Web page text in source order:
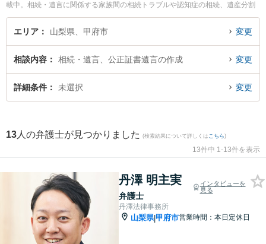
載中。相続・遺言に関係する家族間の相続トラブルや認知症の相続、遺産分割
等の細かな分野での絞り込み検索もでき便利です。特に丹澤法律事務所の丹澤
明主実弁護士や小野法律事務所の馬場 健治弁護士、弁護士法人ATB 山梨事務所
に弁護士に相談したい』『公正証書遺言の作成のトラブル解決の実績豊富な近
くの弁護士を検索したい』『初回相談無料で公正証書遺言の作成を法律相談で
きる甲府市内の弁護士に相談予約したい』などでお困りの相談者さんにおすす
エリア 山梨県、甲府市 変更
相談内容 相続・遺言、公正証書遺言の作成 変更
詳細条件 未選択 変更
13 人の弁護士が見つかりました (検索結果について詳しくは こちら)
13件中 1-13件を表示
丹澤 明主実
弁護士
インタビューを
見る
丹澤法律事務所
山梨県|甲府市営業時間：本日定休日